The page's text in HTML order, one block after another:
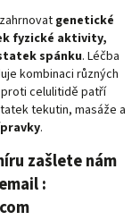
genetické
fyzické aktivity,
spánku. Léčba
kombinaci různých
celulitidě patří
tekutin, masáže a
.
zašlete nám
: